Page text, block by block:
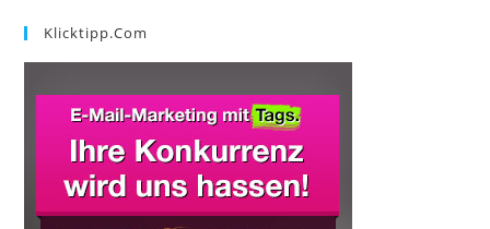
Klicktipp.com